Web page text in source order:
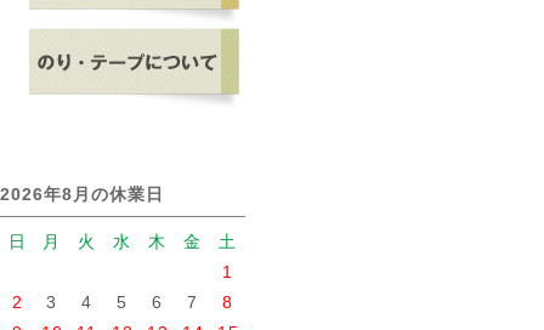
2026年8月の休業日
日 月 火 水 木 金
土
1
2
3 4 5 6 7
8